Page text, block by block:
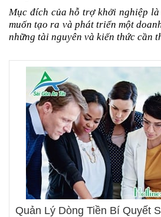
Mục đích của hỗ trợ khởi nghiệp
muốn tạo ra và phát triển một
những tài nguyên và kiến thức cần
Quản Lý Dòng Tiền Bí Quyết